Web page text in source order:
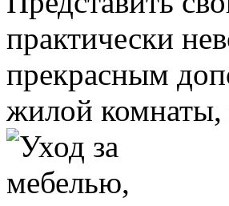
практически
прекрасным
жилой комнаты,